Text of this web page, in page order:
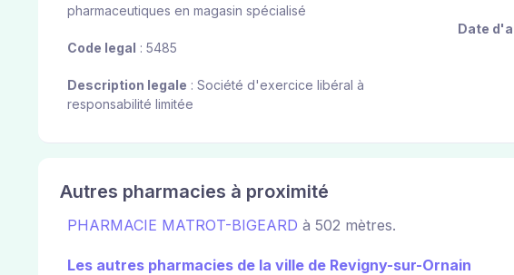
pharmaceutiques en magasin spécialisé
Code legal : 5485
Description legale : Société d'exercice libéral à
responsabilité limitée
Date
Autres pharmacies à proximité
PHARMACIE MATROT-BIGEARD à 502 mètres.
Les autres pharmacies de la ville de Revigny-sur-Ornain